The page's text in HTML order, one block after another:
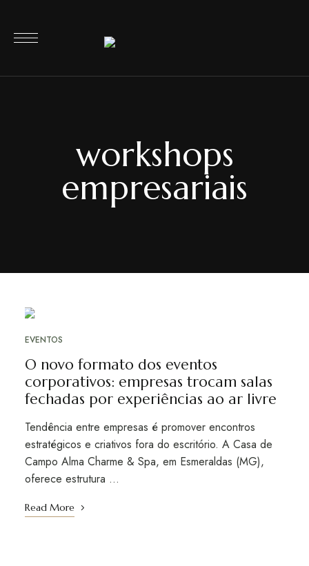
workshops
empresariais
13
EVENTOS
O novo formato dos eventos
corporativos: empresas trocam salas
fechadas por experiências ao ar livre
Tendência entre empresas é promover encontros
estratégicos e criativos fora do escritório. A Casa de
Campo Alma Charme & Spa, em Esmeraldas (MG),
oferece estrutura …
Read More